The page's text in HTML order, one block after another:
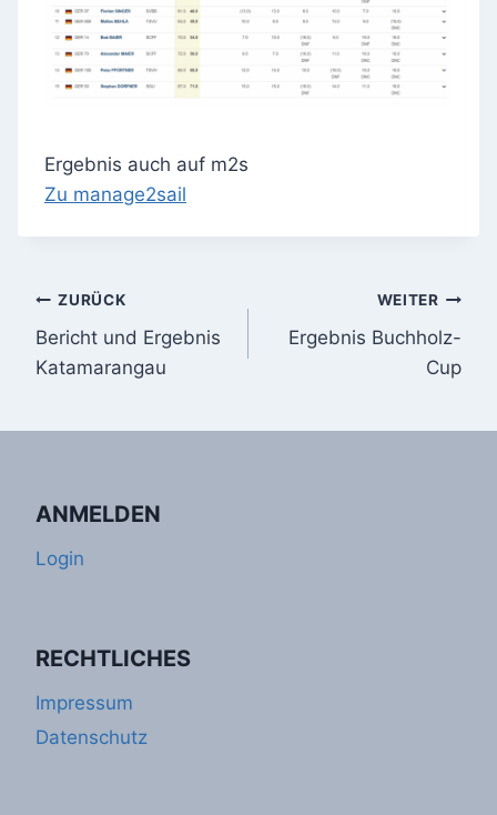
Ergebnis auch auf m2s
Zu manage2sail
Beitragsnavigation
ZURÜCK
Bericht und Ergebnis
Katamarangau
WEITER
Ergebnis Buchholz-
Cup
ANMELDEN
Login
RECHTLICHES
Impressum
Datenschutz